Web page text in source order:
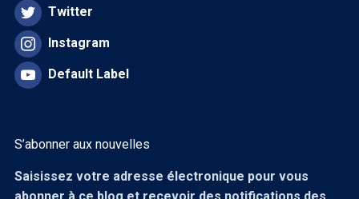
Twitter
Instagram
Default Label
S’abonner aux nouvelles
Saisissez votre adresse électronique pour vous